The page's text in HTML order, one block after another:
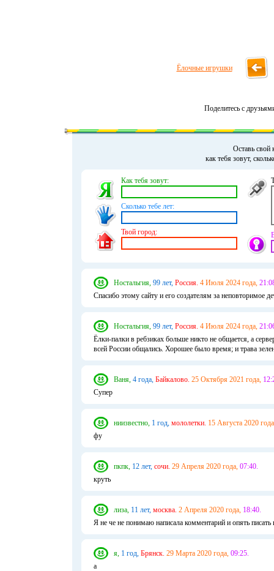
Ёлочные игрушки
Поделитесь с
Оставь свой
как тебя зовут,
Как тебя зовут:
Сколько тебе лет:
Твой город:
Ностальгия, 99 лет, Россия. 4 Июля 2024 года,
Спасибо этому сайту и его создателям за неповторимое
Ностальгия, 99 лет, Россия. 4 Июля 2024 года,
Ёлки-палки в ребзиках больше никто не общается, а
всей России общались. Хорошее было время; и трава
Ваня, 4 года, Байкалово. 25 Октября 2021 года,
Супер
ниизвестно, 1 год, мололетки. 15 Августа 2020
фу
пкпк, 12 лет, сочи. 29 Апреля 2020 года, 07:40.
круть
лиза, 11 лет, москва. 2 Апреля 2020 года, 18:40.
Я не че не понимаю написала комментарий и опять писать
я, 1 год, Брянск. 29 Марта 2020 года, 09:25.
а